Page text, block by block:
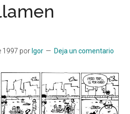
1997 por Igor Deja un comentario